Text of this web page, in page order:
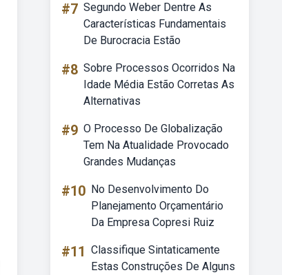
#7 Segundo Weber Dentre As
Características Fundamentais
De Burocracia Estão
#8 Sobre Processos Ocorridos Na
Idade Média Estão Corretas As
Alternativas
#9 O Processo De Globalização
Tem Na Atualidade Provocado
Grandes Mudanças
#10 No Desenvolvimento Do
Planejamento Orçamentário
Da Empresa Copresi Ruiz
#11 Classifique Sintaticamente
Estas Construções De Alguns